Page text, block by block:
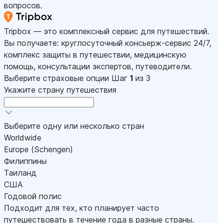
вопросов.
Tripbox — это комплексный сервис для путешествий.
Вы получаете: круглосуточный консьерж-сервис 24/7,
комплекс защиты в путешествии, медицинскую
помощь, консультации экспертов, путеводители.
Выберите страховые опции Шаг 1 из 3
Укажите страну путешествия
Выберите одну или несколько стран
Worldwide
Europe (Schengen)
Филиппины
Таиланд
США
Годовой полис
Подходит для тех, кто планирует часто
путешествовать в течение года в разные страны.